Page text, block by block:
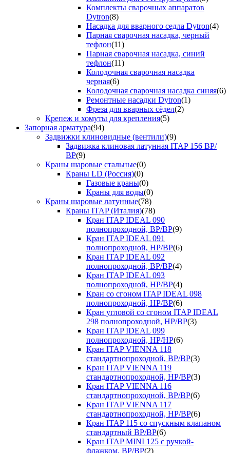
Комплекты сварочных аппаратов
Dytron(8)
Насадка для вварного седла Dytron(4)
Парная сварочная насадка, черный
тефлон(11)
Парная сварочная насадка, синий
тефлон(11)
Колодочная сварочная насадка
черная(6)
Колодочная сварочная насадка синяя(6)
Ремонтные насадки Dytron(1)
Фреза для вварных сёдел(2)
Крепеж и хомуты для крепления(5)
Запорная арматура(94)
Задвижки клиновидные (вентили)(9)
Задвижка клиновая латунная ITAP 156 ВР/
ВР(9)
Краны шаровые стальные(0)
Краны LD (Россия)(0)
Газовые краны(0)
Краны для воды(0)
Краны шаровые латунные(78)
Краны ITAP (Италия)(78)
Кран ITAP IDEAL 090
полнопроходной, ВР/ВР(9)
Кран ITAP IDEAL 091
полнопроходной, НР/ВР(6)
Кран ITAP IDEAL 092
полнопроходной, ВР/ВР(4)
Кран ITAP IDEAL 093
полнопроходной, НР/ВР(4)
Кран со сгоном ITAP IDEAL 098
полнопроходной, НР/ВР(6)
Кран угловой со сгоном ITAP IDEAL
298 полнопроходной, НР/ВР(3)
Кран ITAP IDEAL 099
полнопроходной, НР/НР(6)
Кран ITAP VIENNA 118
стандартнопроходной, ВР/ВР(3)
Кран ITAP VIENNA 119
стандартнопроходной, НР/ВР(3)
Кран ITAP VIENNA 116
стандартнопроходной, ВР/ВР(6)
Кран ITAP VIENNA 117
стандартнопроходной, НР/ВР(6)
Кран ITAP 115 со спускным клапаном
стандартный ВР/ВР(6)
Кран ITAP MINI 125 с ручкой-
флажком, ВР/ВР(2)